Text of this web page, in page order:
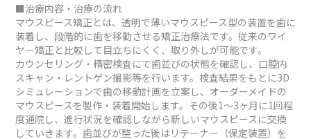
■治療内容・治療の流れ
マウスピース矯正とは、透明で薄いマウスピース型の装置を歯に
装着し、段階的に歯を移動させる矯正治療法です。従来のワイ
ヤー矯正と比較して目立ちにくく、取り外しが可能です。
カウンセリング・精密検査にて歯並びの状態を確認し、口腔内
スキャン・レントゲン撮影等を行います。検査結果をもとに3D
シミュレーションで歯の移動計画を立案し、オーダーメイドの
マウスピースを製作・装着開始します。その後1～3ヶ月に1回程
度通院し、進行状況を確認しながら新しいマウスピースに交換
していきます。歯並びが整った後はリテーナー（保定装置）を